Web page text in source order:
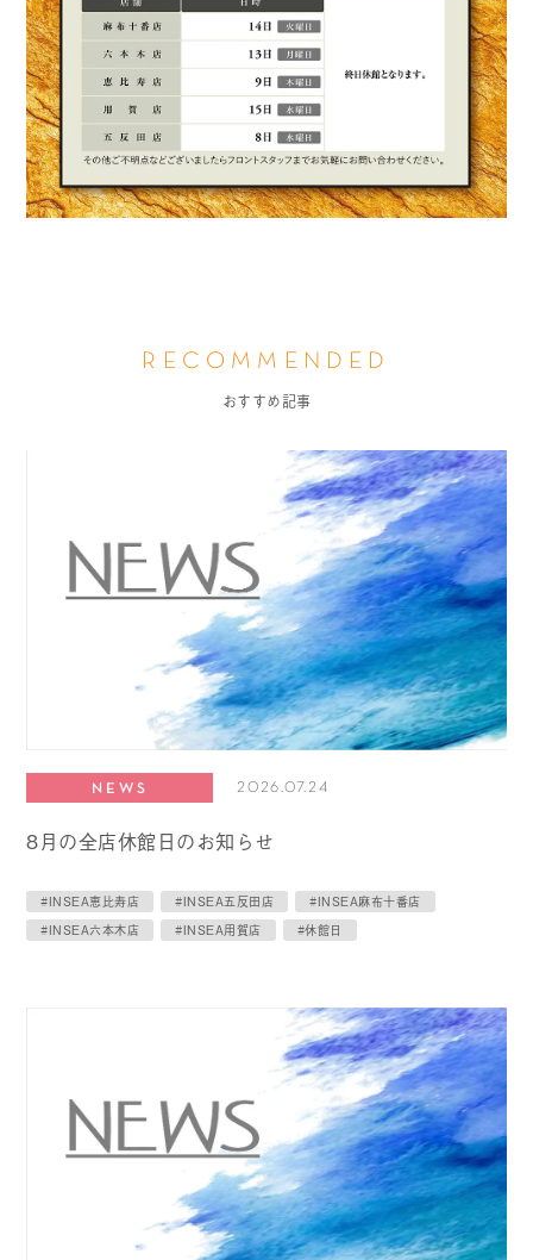
RECOMMENDED
おすすめ記事
NEWS 2026.07.24
8月の全店休館日のお知らせ
#INSEA恵比寿店 #INSEA五反田店
#INSEA麻布十番店
#INSEA六本木店
#INSEA用賀店 #休館日